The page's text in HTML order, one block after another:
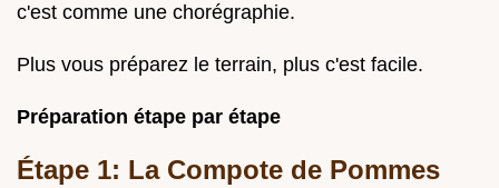
c'est comme une chorégraphie.
Plus vous préparez le terrain, plus c'est facile.
Préparation étape par étape
Étape 1: La Compote de Pommes